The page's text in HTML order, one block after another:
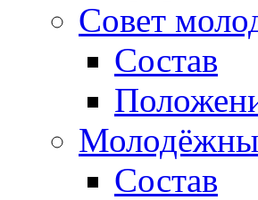
Совет
Состав
Состав